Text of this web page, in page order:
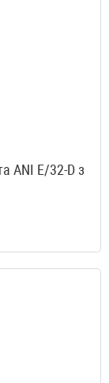
ANI E/32-D з